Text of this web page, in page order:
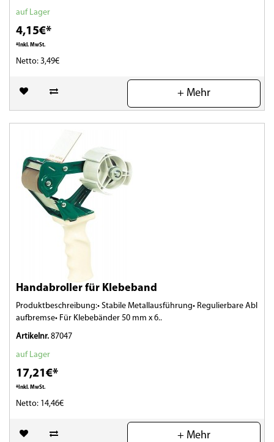
auf Lager
4,15€*
*Inkl. MwSt.
Netto: 3,49€
(0)
+ Mehr
Handabroller für Klebeband
Produktbeschreibung:• Stabile Metallausführung• Regulierbare Abl
aufbremse• Für Klebebänder 50 mm x 6..
Artikelnr. 87047
auf Lager
17,21€*
*Inkl. MwSt.
Netto: 14,46€
(0)
+ Mehr